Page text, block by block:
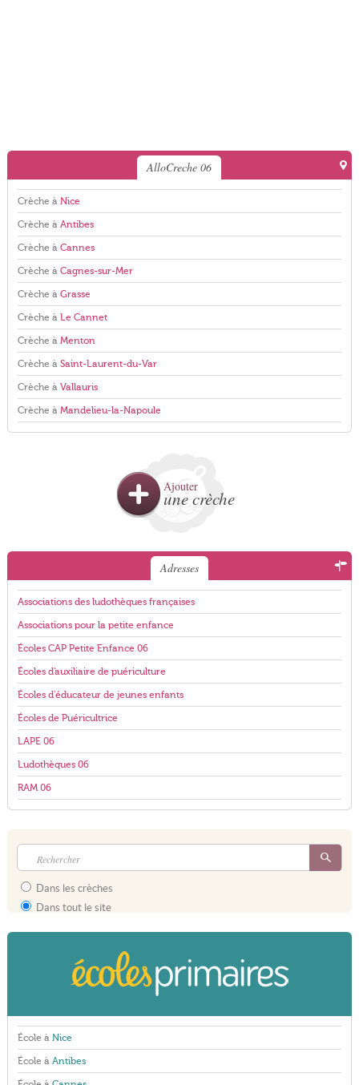
AlloCreche 06
Crèche à Nice
Crèche à Antibes
Crèche à Cannes
Crèche à Cagnes-sur-Mer
Crèche à Grasse
Crèche à Le Cannet
Crèche à Menton
Crèche à Saint-Laurent-du-Var
Crèche à Vallauris
Crèche à Mandelieu-la-Napoule
Ajouter
une crèche
Adresses
Associations des ludothèques françaises
Associations pour la petite enfance
Écoles CAP Petite Enfance 06
Écoles d'auxiliaire de puériculture
Écoles d'éducateur de jeunes enfants
Écoles de Puéricultrice
LAPE 06
Ludothèques 06
RAM 06
Dans les crèches
Dans tout le site
École à Nice
École à Antibes